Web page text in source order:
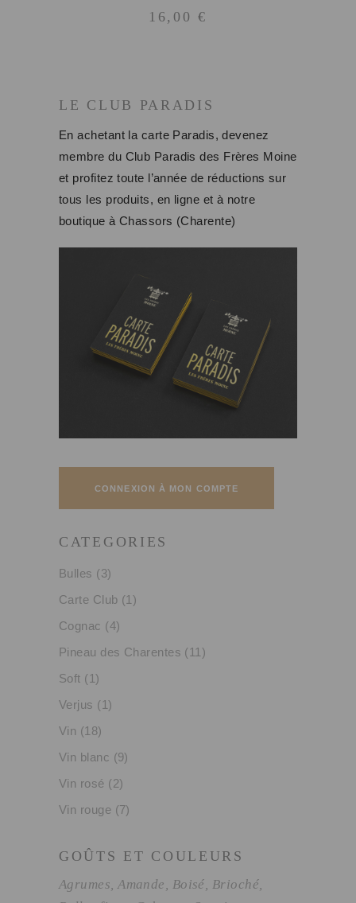
16,00€
LE CLUB PARADIS
En achetant la carte Paradis, devenez
membre du Club Paradis des Frères Moine
et profitez toute l’année de réductions sur
tous les produits, en ligne et à notre
boutique à Chassors (Charente)
CONNEXION À MON COMPTE
CATEGORIES
Bulles (3)
Carte Club (1)
Cognac (4)
Pineau des Charentes (11)
Soft (1)
Verjus (1)
Vin (18)
Vin blanc (9)
Vin rosé (2)
Vin rouge (7)
GOÛTS ET COULEURS
Agrumes Amande Boisé
Brioché